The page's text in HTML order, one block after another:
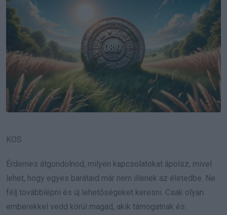
KOS
Érdemes átgondolnod, milyen kapcsolatokat ápolsz, mivel
lehet, hogy egyes barátaid már nem illenek az életedbe. Ne
félj továbblépni és új lehetőségeket keresni. Csak olyan
emberekkel vedd körül magad, akik támogatnak és